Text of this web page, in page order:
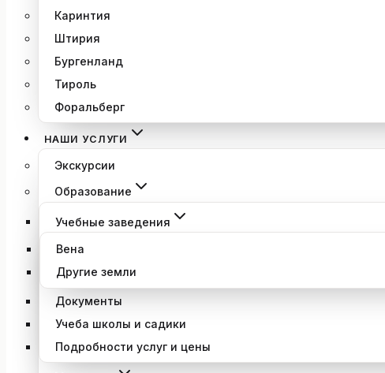
Каринтия
Штирия
Бургенланд
Тироль
Форальберг
НАШИ УСЛУГИ
Экскурсии
Образование
Учебные заведения
Вена
Другие земли
Документы
Учеба школы и садики
Подробности услуг и цены